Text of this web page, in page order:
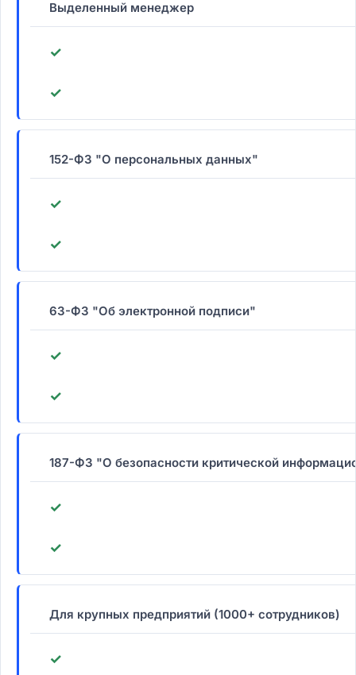
Выделенный менеджер
✓
✓
152-ФЗ "О персональных данных"
✓
✓
63-ФЗ "Об электронной подписи"
✓
✓
187-ФЗ "О безопасности критической
✓
✓
Для крупных предприятий (1000+ сотрудников)
✓